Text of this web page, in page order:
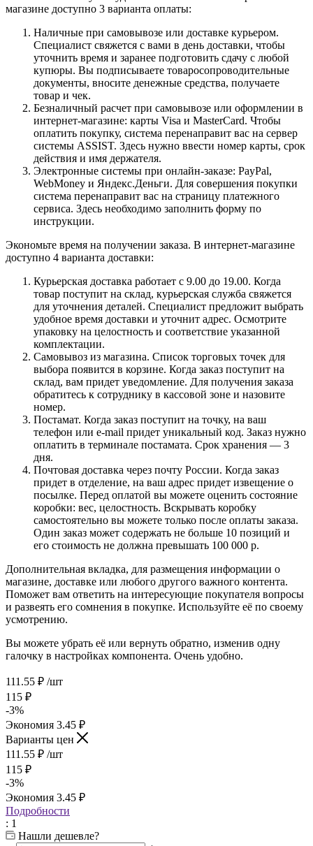
магазине доступно 3 варианта оплаты:
Наличные при самовывозе или доставке курьером.
Специалист свяжется с вами в день доставки, чтобы
уточнить время и заранее подготовить сдачу с любой
купюры. Вы подписываете товаросопроводительные
документы, вносите денежные средства, получаете
товар и чек.
Безналичный расчет при самовывозе или оформлении в
интернет-магазине: карты Visa и MasterCard. Чтобы
оплатить покупку, система перенаправит вас на сервер
системы ASSIST. Здесь нужно ввести номер карты, срок
действия и имя держателя.
Электронные системы при онлайн-заказе: PayPal,
WebMoney и Яндекс.Деньги. Для совершения покупки
система перенаправит вас на страницу платежного
сервиса. Здесь необходимо заполнить форму по
инструкции.
Экономьте время на получении заказа. В интернет-магазине
доступно 4 варианта доставки:
Курьерская доставка работает с 9.00 до 19.00. Когда
товар поступит на склад, курьерская служба свяжется
для уточнения деталей. Специалист предложит выбрать
удобное время доставки и уточнит адрес. Осмотрите
упаковку на целостность и соответствие указанной
комплектации.
Самовывоз из магазина. Список торговых точек для
выбора появится в корзине. Когда заказ поступит на
склад, вам придет уведомление. Для получения заказа
обратитесь к сотруднику в кассовой зоне и назовите
номер.
Постамат. Когда заказ поступит на точку, на ваш
телефон или e-mail придет уникальный код. Заказ нужно
оплатить в терминале постамата. Срок хранения — 3
дня.
Почтовая доставка через почту России. Когда заказ
придет в отделение, на ваш адрес придет извещение о
посылке. Перед оплатой вы можете оценить состояние
коробки: вес, целостность. Вскрывать коробку
самостоятельно вы можете только после оплаты заказа.
Один заказ может содержать не больше 10 позиций и
его стоимость не должна превышать 100 000 р.
Дополнительная вкладка, для размещения информации о
магазине, доставке или любого другого важного контента.
Поможет вам ответить на интересующие покупателя вопросы
и развеять его сомнения в покупке. Используйте её по своему
усмотрению.
Вы можете убрать её или вернуть обратно, изменив одну
галочку в настройках компонента. Очень удобно.
111.55 ₽ /шт
115 ₽
-3%
Экономия 3.45 ₽
Варианты цен
111.55 ₽ /шт
115 ₽
-3%
Экономия 3.45 ₽
Подробности
: 1
Нашли дешевле?